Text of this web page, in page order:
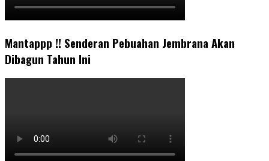
Mantappp !! Senderan Pebuahan Jembrana Akan
Dibagun Tahun Ini